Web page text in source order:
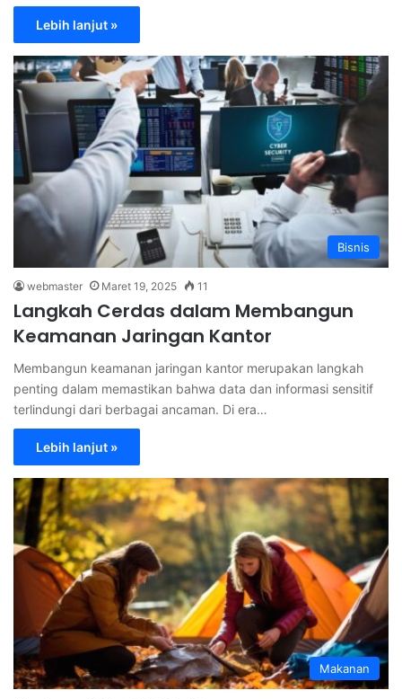
Lebih lanjut »
Bisnis
webmaster Maret 19, 2025 11
Langkah Cerdas dalam Membangun
Keamanan Jaringan Kantor
Membangun keamanan jaringan kantor merupakan langkah
penting dalam memastikan bahwa data dan informasi sensitif
terlindungi dari berbagai ancaman. Di era…
Lebih lanjut »
Makanan